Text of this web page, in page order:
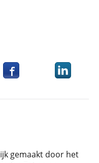
Bluesky
Deel dit item opDeel dit
gemaakt door het